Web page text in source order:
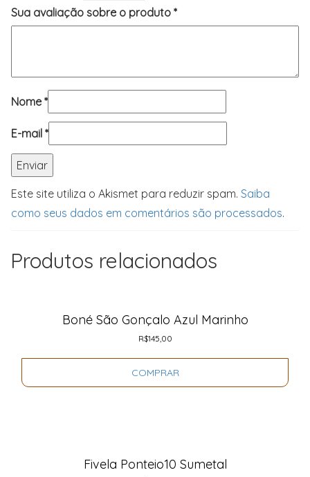
Sua avaliação sobre o produto *
Nome *
E-mail *
Este site utiliza o Akismet para reduzir spam. Saiba
como seus dados em comentários são processados.
Produtos relacionados
Boné São Gonçalo Azul Marinho
R$145,00
COMPRAR
Fivela Ponteio10 Sumetal